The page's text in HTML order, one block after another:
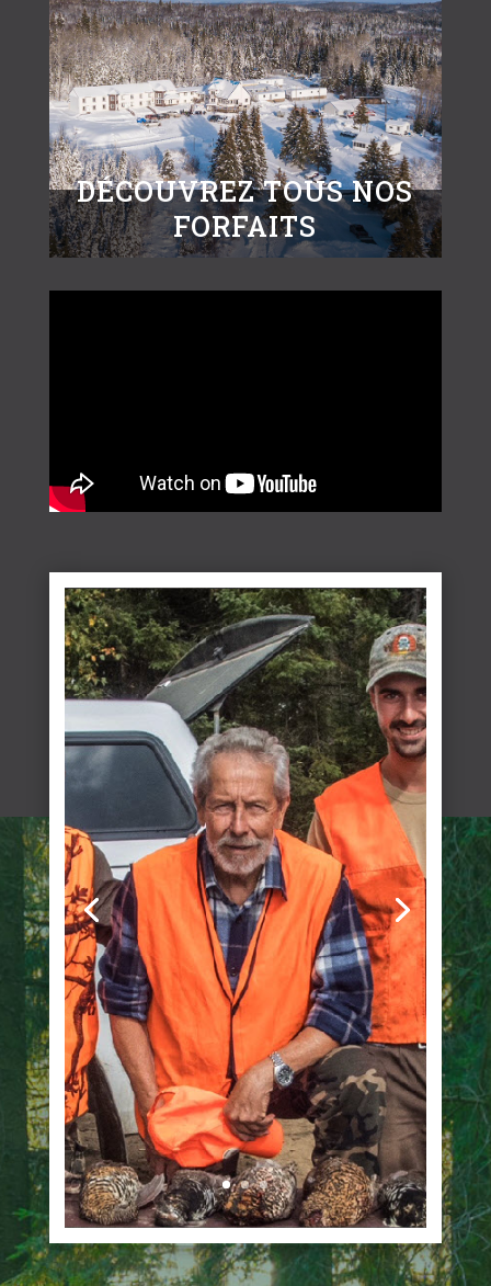
DÉCOUVREZ TOUS NOS
FORFAITS